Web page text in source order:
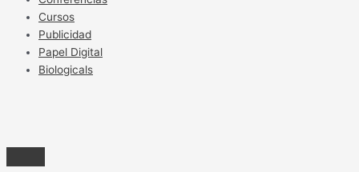
Cursos
Publicidad
Papel Digital
Biologicals